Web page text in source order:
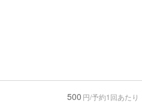
500 円/予約1回あたり